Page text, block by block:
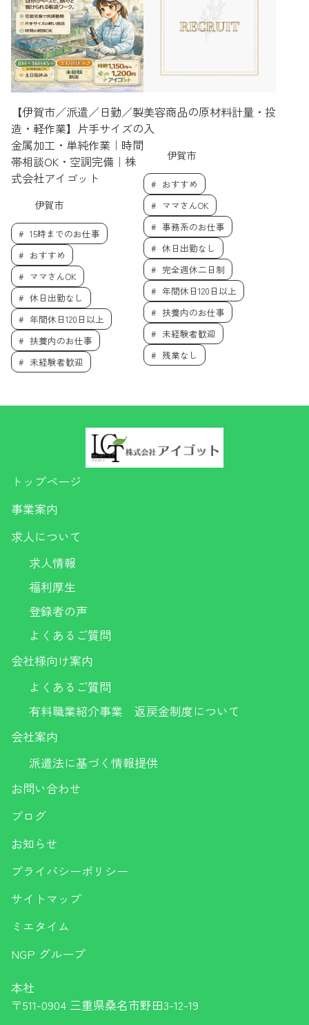
【伊賀市／派遣／日勤／製
造・軽作業】片手サイズの
金属加工・単純作業｜時間
帯相談OK・空調完備｜株
式会社アイゴット
伊賀市
15時までのお仕事
おすすめ
ママさんOK
休日出勤なし
年間休日120日以上
扶養内のお仕事
未経験者歓迎
美容商品の原材料計量・投
入
伊賀市
おすすめ
ママさんOK
事務系のお仕事
休日出勤なし
完全週休二日制
年間休日120日以上
扶養内のお仕事
未経験者歓迎
残業なし
トップページ
事業案内
求人について
求人情報
福利厚生
登録者の声
よくあるご質問
会社様向け案内
よくあるご質問
有料職業紹介事業 返戻金制度について
会社案内
派遣法に基づく情報提供
お問い合わせ
ブログ
お知らせ
プライバシーポリシー
サイトマップ
ミエタイム
NGP グループ
本社
〒511-0904 三重県桑名市野田3-12-19